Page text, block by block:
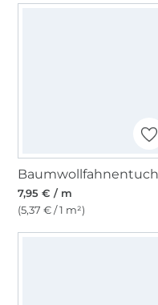
7,95 € / m
(5,37 € / 1 m²)